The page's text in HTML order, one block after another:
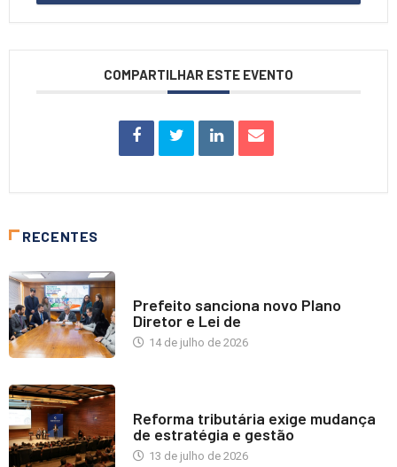
COMPARTILHAR ESTE EVENTO
RECENTES
Prefeito sanciona novo Plano
Diretor e Lei de
14 de julho de 2026
Reforma tributária exige mudança
de estratégia e gestão
13 de julho de 2026